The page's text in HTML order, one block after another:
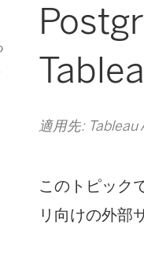
適用先:
このトピック
リ向けの外部